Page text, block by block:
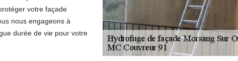
votre façade
nous engageons à
durée de vie pour votre